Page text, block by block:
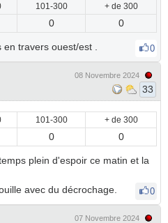
101-300 + de 300
0 0
travers ouest/est . 0
08 Novembre 2024
33
101-300 + de 300
0 0
plein d'espoir ce matin et la
avec du décrochage.
0
07 Novembre 2024